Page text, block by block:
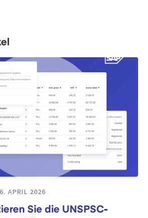
APRIL 2026
Sie die UNSPSC-